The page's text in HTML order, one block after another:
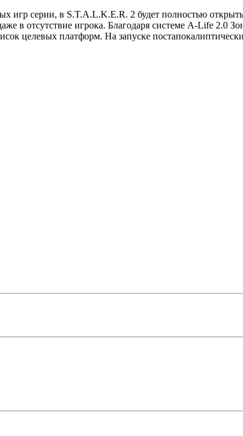
игр серии, в S.T.A.L.K.E.R. 2 будет полностью
в отсутствие игрока. Благодаря системе A-Life 2.0
целевых платформ. На запуске